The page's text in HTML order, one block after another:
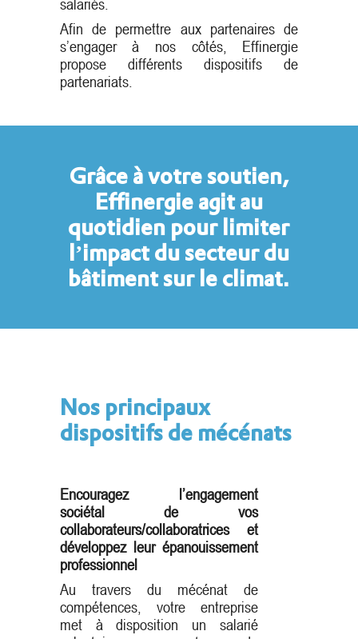
Afin de permettre aux partenaires de
s’engager à nos côtés, Effinergie
propose différents dispositifs de
partenariats.
Grâce à votre soutien,
Effinergie agit au
quotidien pour limiter
l’impact du secteur du
bâtiment sur le climat.
Nos principaux
dispositifs de mécénats
Encouragez l’engagement
sociétal de vos
collaborateurs/collaboratrices et
développez leur épanouissement
professionnel
Au travers du mécénat de
compétences, votre entreprise
met à disposition un salarié